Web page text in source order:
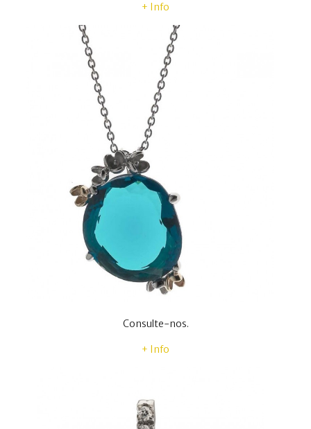
+ Info
Consulte-nos.
+ Info